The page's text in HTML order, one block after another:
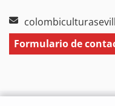
Formulario de